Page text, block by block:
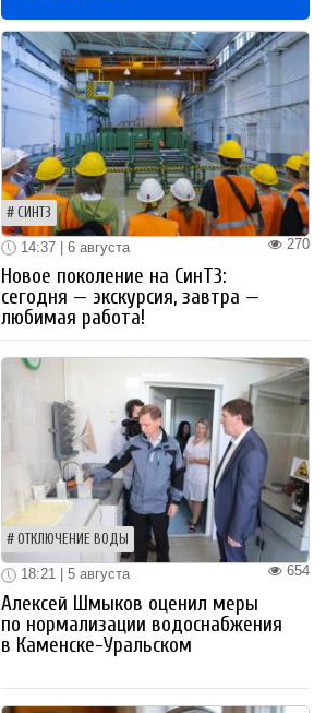
СИНТЗ
270
14:37 | 6 августа
Новое поколение на СинТЗ:
сегодня — экскурсия, завтра —
любимая работа!
ОТКЛЮЧЕНИЕ ВОДЫ
654
18:21 | 5 августа
Алексей Шмыков оценил меры
по нормализации водоснабжения
в Каменске-Уральском